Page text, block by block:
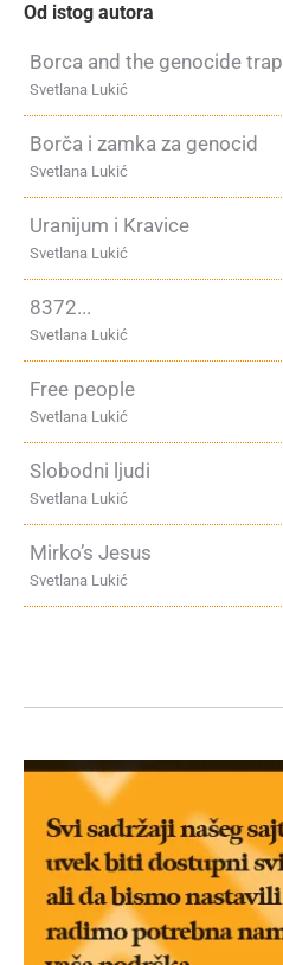
Od istog autora
Borca and the genocide trap
Svetlana Lukić
Borča i zamka za genocid
Svetlana Lukić
Uranijum i Kravice
Svetlana Lukić
8372...
Svetlana Lukić
Free people
Svetlana Lukić
Slobodni ljudi
Svetlana Lukić
Mirko’s Jesus
Svetlana Lukić